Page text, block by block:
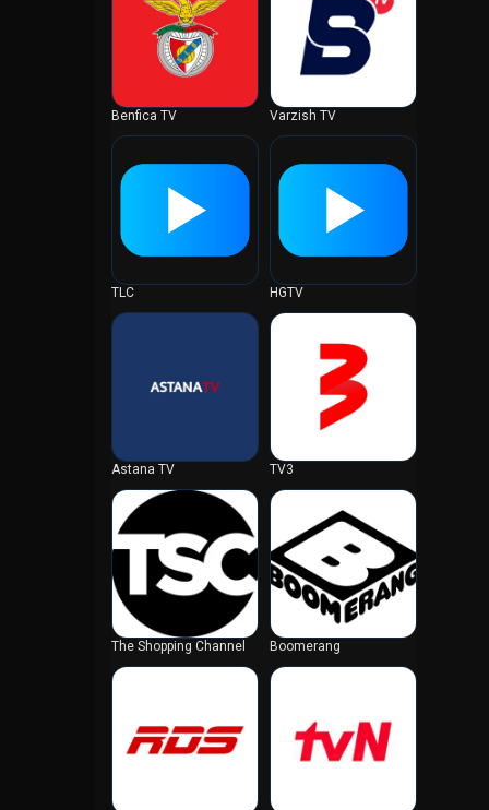
Costa Rica
Djibouti
Dominikaani Vabariik
Ecuador
Eesti
Egiptus
Ekvatoriaalne Guinea
Elevandiluurannik
Eritrea
Etioopia
Fääri saared
Filipiinid
Ghana
Gibraltar
Grenada
Gröönimaa
Gruusia
Guam
Guatemala
Guyana
Benfica TV Varzish TV
TLC HGTV
Astana TV TV3
The Shopping Channel Boomerang